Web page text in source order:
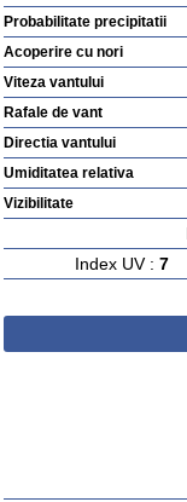
Probabilitate precipitatii
Acoperire cu nori
Viteza vantului
Rafale de vant
Directia vantului
Umiditatea relativa
Vizibilitate
Index UV : 7